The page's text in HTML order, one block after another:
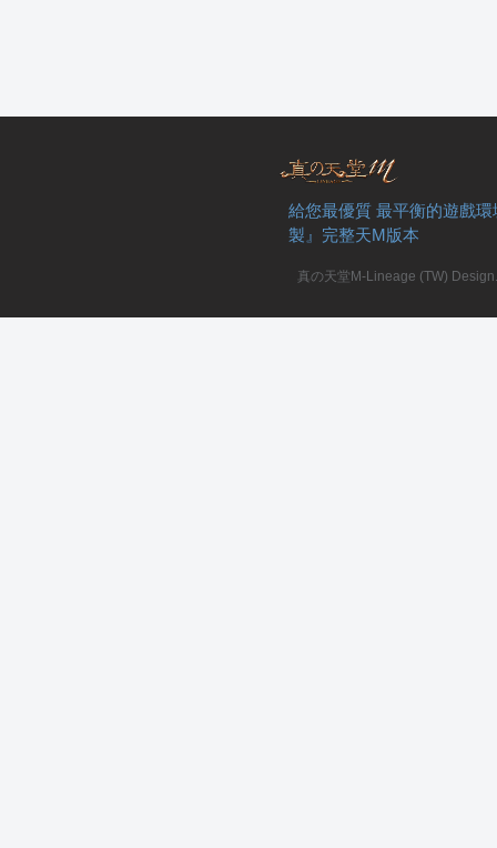
給您最優質 最平衡的遊戲
製』完整天M版本
真の天堂M-Lineage (TW)